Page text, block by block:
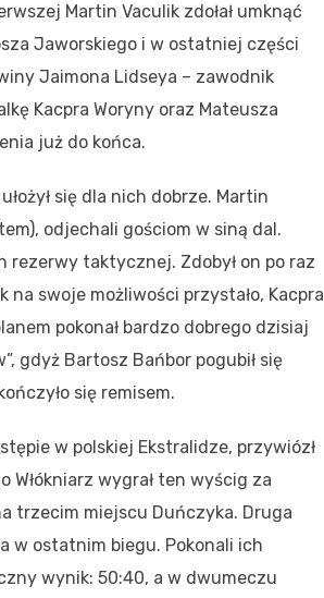
Martin Vaculik zdołał umknąć
Jaworskiego i w ostatniej części
Jaimona Lidseya – zawodnik
Kacpra Woryny oraz Mateusza
już do końca.
się dla nich dobrze. Martin
odjechali gościom w siną dal.
rezerwy taktycznej. Zdobył on po raz
swoje możliwości przystało, Kacpra
pokonał bardzo dobrego dzisiaj
gdyż Bartosz Bańbor pogubił się
się remisem.
w polskiej Ekstralidze, przywiózł
wygrał ten wyścig za
trzecim miejscu Duńczyka. Druga
w ostatnim biegu. Pokonali ich
wynik: 50:40, a w dwumeczu